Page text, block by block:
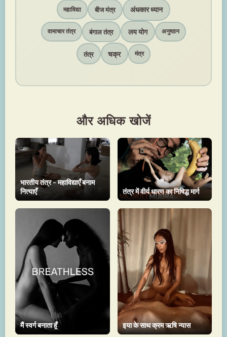
महाविद्या बीज मंत्र अंधकार ध्यान
वामाचार तंत्र बंगाल तंत्र लय योग अनुष्ठान
तंत्र चक्र मंत्र
और अधिक खोजें
भारतीय तंत्र - महाविद्याएँ बनाम
नित्याएँ
तंत्र में वीर्य धारण का निषिद्ध मार्ग
मैं स्वर्ग बनाता हूँ इया के साथ क्रम ऋषि न्यास